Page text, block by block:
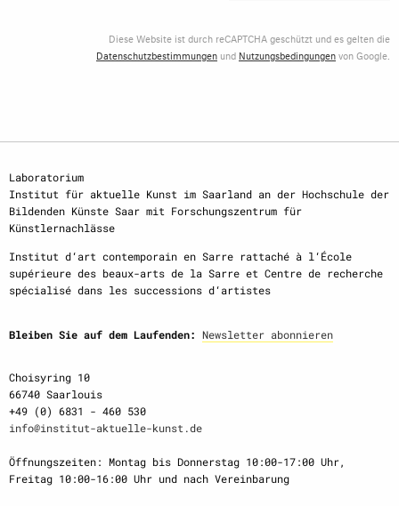
Diese Website ist durch reCAPTCHA geschützt und es gelten die
Datenschutzbestimmungen und Nutzungsbedingungenvon Google.
Laboratorium
Institut für aktuelle Kunst im Saarland an der Hochschule der
Bildenden Künste Saar mit Forschungszentrum für
Künstlernachlässe
Institut d‘art contemporain en Sarre rattaché à l‘École
supérieure des beaux-arts de la Sarre et Centre de recherche
spécialisé dans les successions d‘artistes
Bleiben Sie auf dem Laufenden: Newsletter abonnieren
Choisyring 10
66740 Saarlouis
+49 (0) 6831 - 460 530
info@institut-aktuelle-kunst.de
Öffnungszeiten: Montag bis Donnerstag 10:00-17:00 Uhr,
Freitag 10:00-16:00 Uhr und nach Vereinbarung